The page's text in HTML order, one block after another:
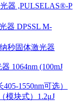
器 ,PULSELAS®-P
器 DPSSL M-
秒固体激光器
1064nm (100mJ
1550nm可选）
模块式）1.2μJ